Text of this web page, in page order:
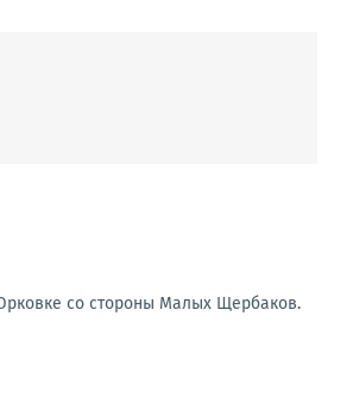
со стороны Малых Щербаков.